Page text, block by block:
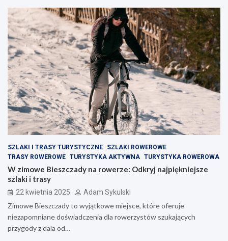
SZLAKI I TRASY TURYSTYCZNE
SZLAKI ROWEROWE
TRASY ROWEROWE TURYSTYKA AKTYWNA TURYSTYKA ROWEROWA
W zimowe Bieszczady na rowerze: Odkryj najpiękniejsze
szlaki i trasy
22 kwietnia 2025 Adam Sykulski
Zimowe Bieszczady to wyjątkowe miejsce, które oferuje
niezapomniane doświadczenia dla rowerzystów szukających
przygody z dala od…